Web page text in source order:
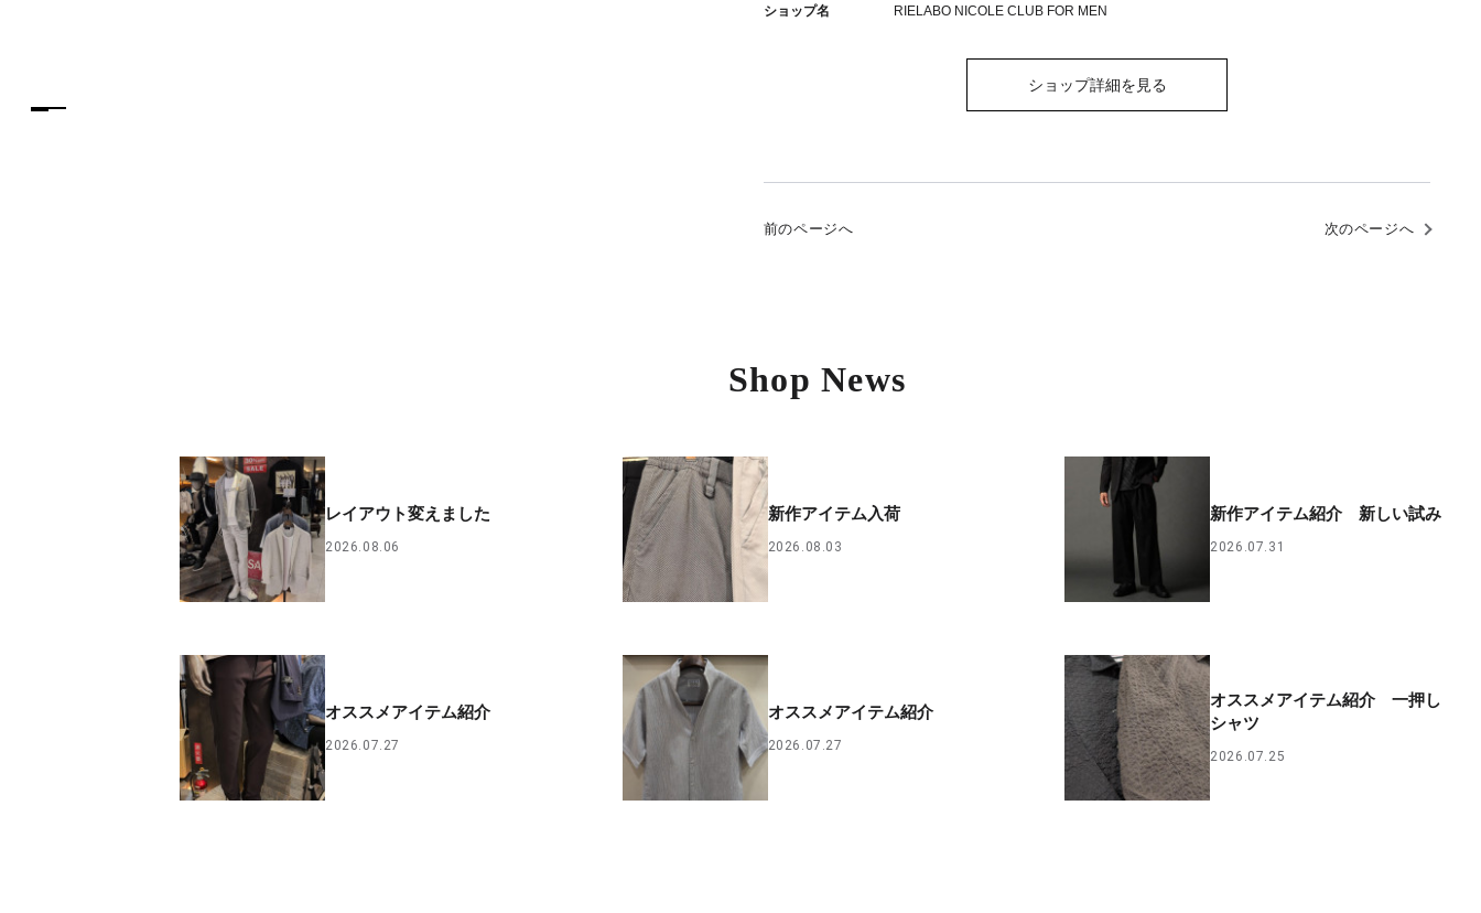
ショップ名 RIELABO NICOLE CLUB FOR MEN
ショップ詳細を見る
前のページへ 次のページへ
Shop News
レイアウト変えました
2026.08.06
新作アイテム入荷
2026.08.03
新作アイテム紹介 新しい試み
2026.07.31
オススメアイテム紹介
2026.07.27
オススメアイテム紹介
2026.07.27
オススメアイテム紹介 一押し
シャツ
2026.07.25